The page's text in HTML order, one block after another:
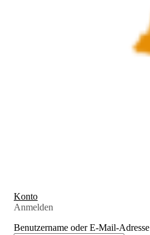
Konto
Anmelden
Benutzername oder E-Mail-Adresse